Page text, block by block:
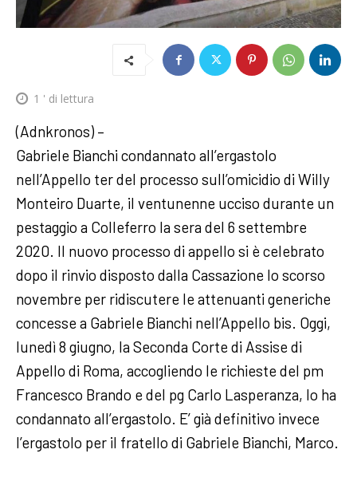
1 ' di lettura
(Adnkronos) –
Gabriele Bianchi condannato all’ergastolo
nell’Appello ter del processo sull’omicidio di Willy
Monteiro Duarte, il ventunenne ucciso durante un
pestaggio a Colleferro la sera del 6 settembre
2020. Il nuovo processo di appello si è celebrato
dopo il rinvio disposto dalla Cassazione lo scorso
novembre per ridiscutere le attenuanti generiche
concesse a Gabriele Bianchi nell’Appello bis. Oggi,
lunedì 8 giugno, la Seconda Corte di Assise di
Appello di Roma, accogliendo le richieste del pm
Francesco Brando e del pg Carlo Lasperanza, lo ha
condannato all’ergastolo. E’ già definitivo invece
l’ergastolo per il fratello di Gabriele Bianchi, Marco.